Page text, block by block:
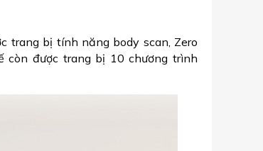
trang bị tính năng body scan, Zero
còn được trang bị 10 chương trình